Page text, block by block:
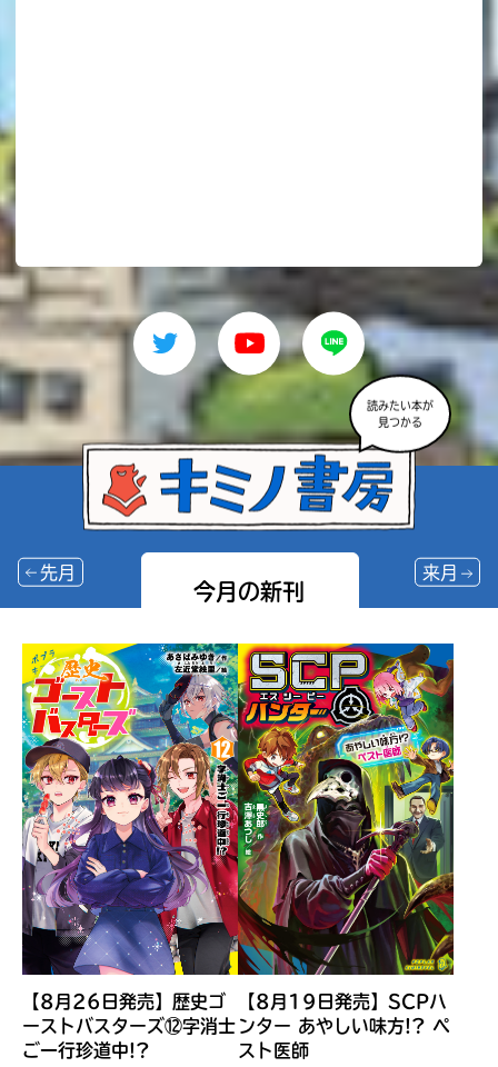
読みたい本が
見つかる
今月の新刊
先月 来月
ぼくたちのマインクラフト
レッツゴー！まいぜんシス
【8月26日発売】歴史ゴ
ーストバスターズ⑫字消士
ご一行珍道中!?
【8月19日発売】SCPハ
ンター あやしい味方!? ペ
スト医師